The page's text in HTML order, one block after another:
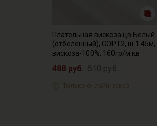
Плательная вискоза цв.Белый
(отбеленный), СОРТ2, ш.1.45м,
вискоза-100%, 160гр/м.кв
488 руб. 610 руб.
Только онлайн-заказ